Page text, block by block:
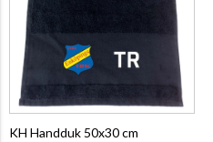
KH Handduk 50x30 cm